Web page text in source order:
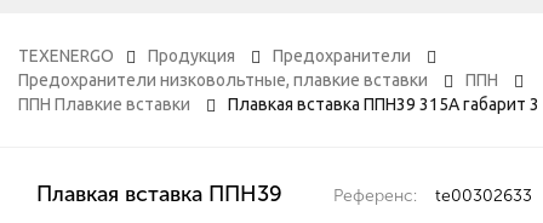
TEXENERGO Продукция
Предохранители
Предохранители низковольтные, плавкие вставки
ППН
ППН Плавкие вставки
Плавкая вставка ППН39 315А габарит 3
Плавкая вставка ППН39
Референс: te00302633